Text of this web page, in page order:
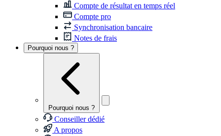
Compte de résultat en temps réel
Compte pro
Synchronisation bancaire
Notes de frais
Pourquoi nous ?
Pourquoi nous ?
Conseiller dédié
A propos